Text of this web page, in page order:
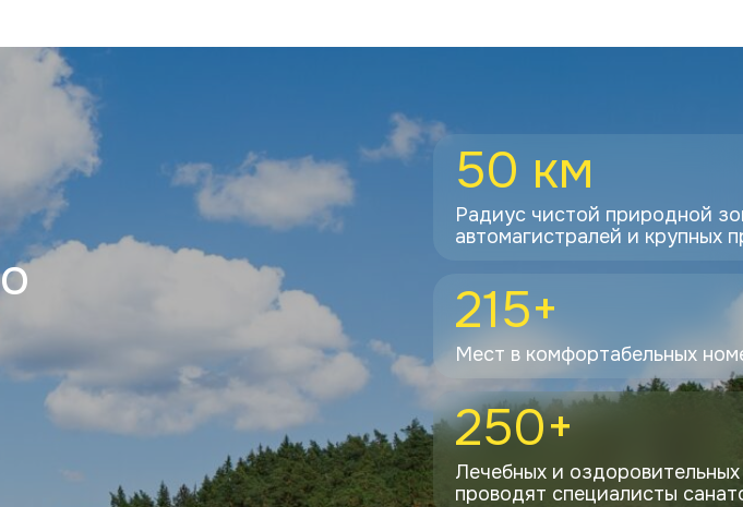
50 км
Радиус чистой природной
автомагистралей и крупных
215+
Мест в комфортабельных
250+
Лечебных и
проводят специалисты